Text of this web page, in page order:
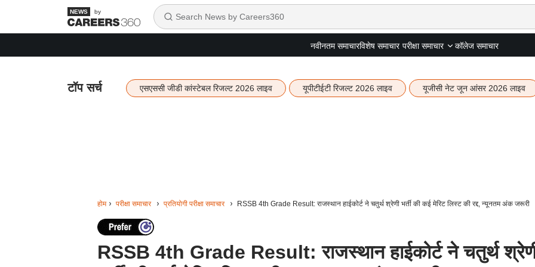
by
नवीनतम समाचारविशेष समाचार परीक्षा समाचार कॉलेज समाचार
टॉप सर्च एसएससी जीडी कांस्टेबल रिजल्ट 2026 लाइव यूपीटीईटी रिजल्ट 2026 लाइव यूजीसी नेट जून आंसर 2026 लाइव
होम परीक्षा समाचार प्रतियोगी परीक्षा समाचार RSSB 4th Grade Result: राजस्थान हाईकोर्ट ने चतुर्थ श्रेणी भर्ती की कई मेरिट लिस्ट की रद्द, न्यूनतम अंक जरूरी
RSSB 4th Grade Result: राजस्थान हाईकोर्ट ने चतुर्थ